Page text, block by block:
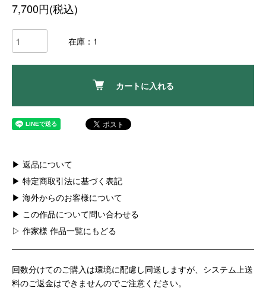
7,700円(税込)
在庫：1
カートに入れる
▶ 返品について
▶ 特定商取引法に基づく表記
▶ 海外からのお客様について
▶ この作品について問い合わせる
▷ 作家様 作品一覧にもどる
回数分けてのご購入は環境に配慮し同送しますが、システム上送
料のご返金はできませんのでご注意ください。